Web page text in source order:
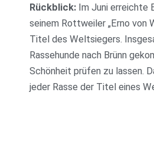
Rückblick: Im Juni erreichte
seinem Rottweiler „Erno von
Titel des Weltsiegers.
Rassehunde nach Brünn
Schönheit prüfen zu lassen.
jeder Rasse der Titel eines